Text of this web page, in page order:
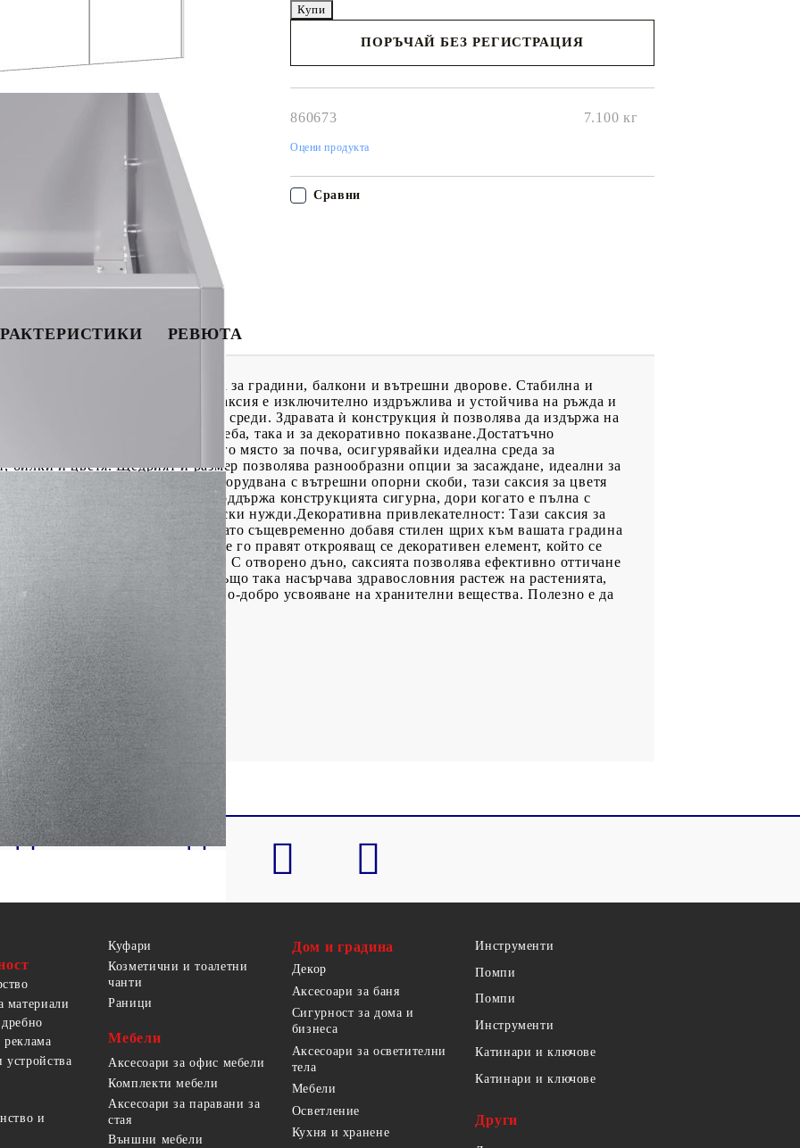
ПОРЪЧАЙ БЕЗ РЕГИСТРАЦИЯ
860673 7.100 кг
Оцени продукта
Сравни
РЕВЮТА
с тази стилна саксия, идеална за градини, балкони и вътрешни дворове. Стабилна и
стомана, тази градинска саксия е изключително издръжлива и устойчива на ръжда и
употреба в различни среди. Здравата ѝ конструкция ѝ позволява да издържа на
както за практическа употреба, така и за декоративно показване.Достатъчно
легло предлага много място за почва, осигурявайки идеална среда за
билки и цветя. Щедрият ѝ размер позволява разнообразни опции за засаждане, идеални за
стабилност: Оборудвана с вътрешни опорни скоби, тази саксия за цветя
Подсиленият дизайн поддържа конструкцията сигурна, дори когато е пълна с
за вашите градинарски нужди.Декоративна привлекателност: Тази саксия за
ви растения или цветя, като същевременно добавя стилен щрих към вашата градина
и естественото покритие го правят открояващ се декоративен елемент, който се
с отворено дъно: С отворено дъно, саксията позволява ефективно оттичане
преовлажняване. Дизайнът също така насърчава здравословния растеж на растенията,
свободно в почвата за по-добро усвояване на хранителни вещества. Полезно е да
(Ш x Д x В)
материали
и
Куфари
Козметични и тоалетни
чанти
Раници
Мебели
Аксесоари за офис мебели
Комплекти мебели
Аксесоари за паравани за
стая
Външни мебели
Дом и градина
Декор
Аксесоари за баня
Сигурност за дома и
бизнеса
Аксесоари за осветителни
тела
Мебели
Осветление
Кухня и хранене
Инструменти
Помпи
Помпи
Инструменти
Катинари и ключове
Катинари и ключове
Други